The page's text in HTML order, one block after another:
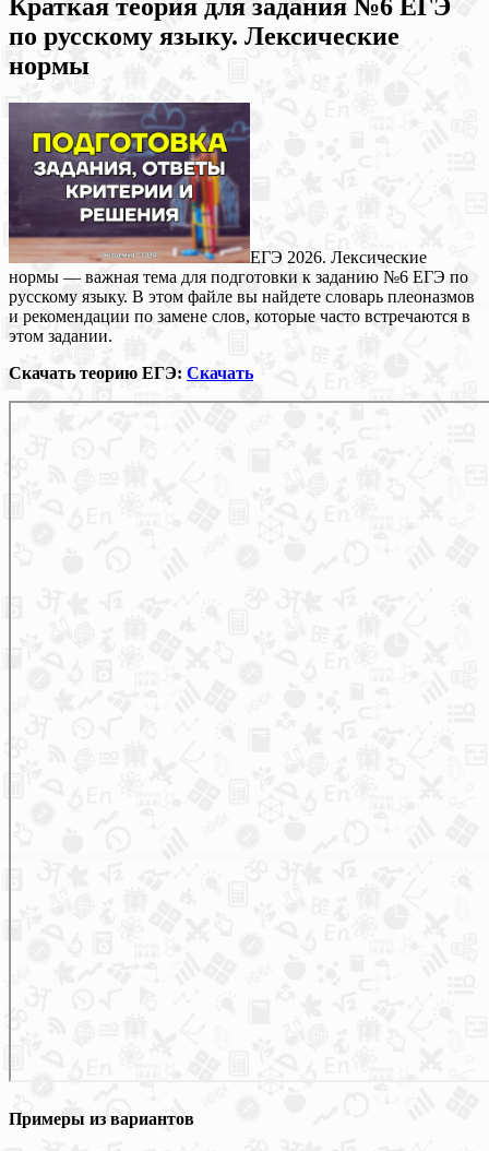
Краткая теория для задания №6 ЕГЭ
по русскому языку. Лексические
нормы
ЕГЭ 2026. Лексические
нормы — важная тема для подготовки к заданию №6 ЕГЭ по
русскому языку. В этом файле вы найдете словарь плеоназмов
и рекомендации по замене слов, которые часто встречаются в
этом задании.
Скачать теорию ЕГЭ: Скачать
Примеры из вариантов